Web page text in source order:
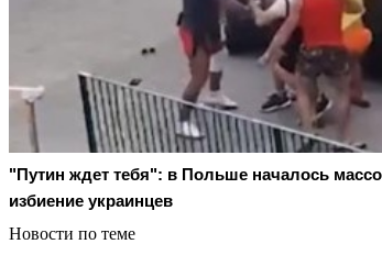
"Путин ждет тебя": в Польше началось
избиение украинцев
Новости по теме